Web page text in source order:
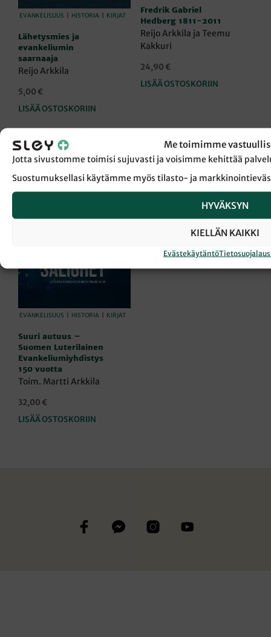
Me toimimme
Jotta sivustomme toimisi sujuvasti ja voisimme kehittää
Suostumuksellasi käytämme myös tilasto- ja
HYVÄKSYN
KIELLÄN KAIKKI
Evästekäytäntö
EVANKELISUUS HISTORIA KIRJAT
Lähetysmies ja
evankeliumin
saarnaaja
Reijo Arkkila
5,00 €
LISÄÄ OSTOSKORIIN
Fredrik Gabriel
Hedberg 1811-2011
Reijo Arkkila ja Teemu
Kakkuri
24,90 €
LISÄÄ OSTOSKORIIN
EVANKELISUUS HISTORIA KIRJAT
Suuri autuus –
Suomen Luterilainen
Evankeliumiyhdistys
150 vuotta
Toim. Martti Arkkila
32,00 €
LISÄÄ OSTOSKORIIN